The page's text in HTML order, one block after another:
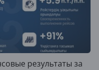
результаты за